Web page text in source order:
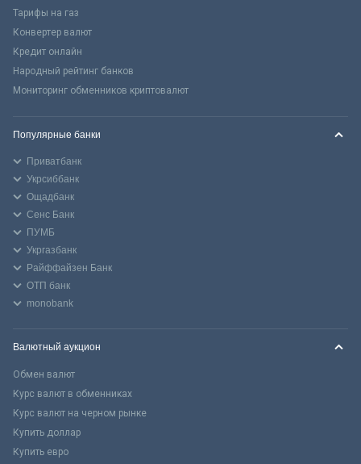
Тарифы на газ
Конвертер валют
Кредит онлайн
Народный рейтинг банков
Мониторинг обменников криптовалют
Популярные банки
Приватбанк
Укрсиббанк
Ощадбанк
Сенс Банк
ПУМБ
Укргазбанк
Райффайзен Банк
ОТП банк
monobank
Валютный аукцион
Обмен валют
Курс валют в обменниках
Курс валют на черном рынке
Купить доллар
Купить евро